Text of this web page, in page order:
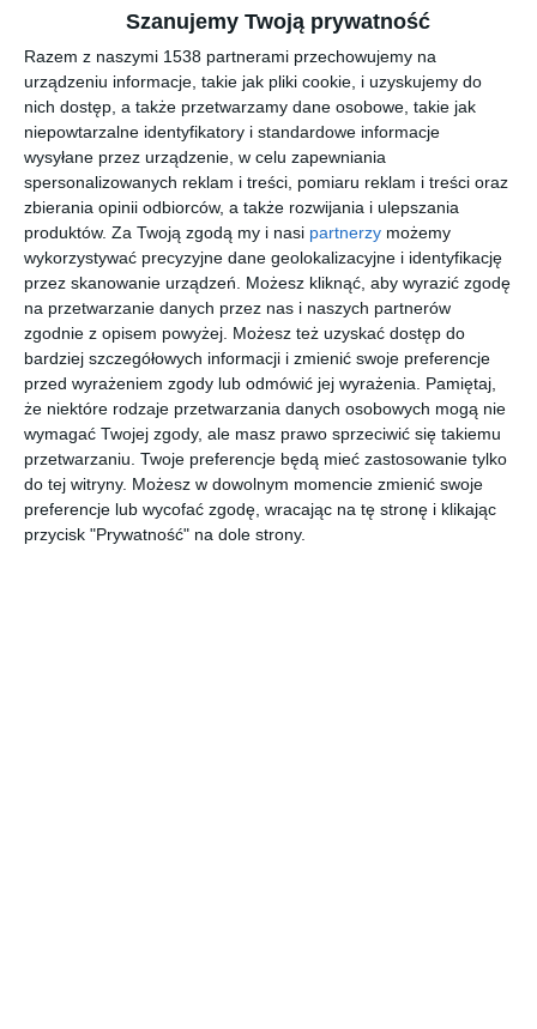
Szanujemy Twoją prywatność
Razem z naszymi 1538 partnerami przechowujemy na
urządzeniu informacje, takie jak pliki cookie, i uzyskujemy do
nich dostęp, a także przetwarzamy dane osobowe, takie jak
niepowtarzalne identyfikatory i standardowe informacje
wysyłane przez urządzenie, w celu zapewniania
spersonalizowanych reklam i treści, pomiaru reklam i treści oraz
zbierania opinii odbiorców, a także rozwijania i ulepszania
produktów. Za Twoją zgodą my i nasi partnerzy możemy
wykorzystywać precyzyjne dane geolokalizacyjne i identyfikację
przez skanowanie urządzeń. Możesz kliknąć, aby wyrazić zgodę
na przetwarzanie danych przez nas i naszych partnerów
zgodnie z opisem powyżej. Możesz też uzyskać dostęp do
bardziej szczegółowych informacji i zmienić swoje preferencje
przed wyrażeniem zgody lub odmówić jej wyrażenia.
Pamiętaj,
że niektóre rodzaje przetwarzania danych osobowych mogą nie
wymagać Twojej zgody, ale masz prawo sprzeciwić się takiemu
przetwarzaniu. Twoje preferencje będą mieć zastosowanie tylko
do tej witryny. Możesz w dowolnym momencie zmienić swoje
preferencje lub wycofać zgodę, wracając na tę stronę i klikając
przycisk "Prywatność" na dole strony.
INSPIRACJA
Wizualizacja: hol
Mieszkanie dla rodziny 1+1 + kot. Wydzielenie całkowicie
nowego układu funkcjonalnego i pomieszczeń. Kolorystyka
zachowana w naturalnych tonach i kontrastującej czerni.
AUTOR:ArchDesign
DODAJ DO ULUBIONYCH
UDOSTĘPNIJ
Pozostałe zdjęcia w projekcie:ul. Mickiewicza, Szczecin